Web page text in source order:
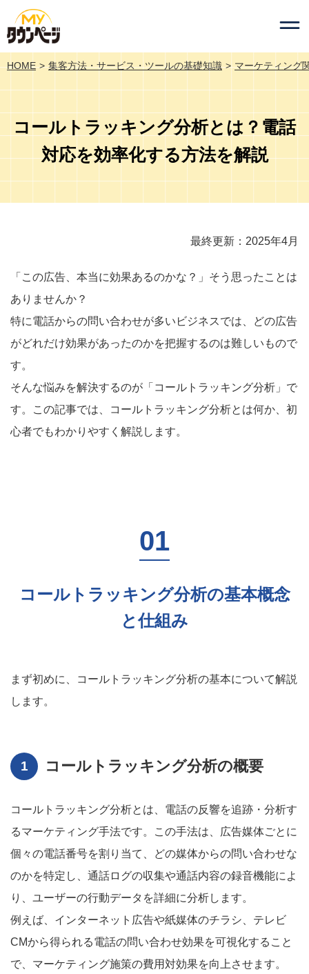
HOME 集客方法・サービス・ツールの基礎知識 マーケティング
コールトラッキング分析とは？電話
対応を効率化する方法を解説
最終更新：2025年4月
「この広告、本当に効果あるのかな？」そう思ったことは
ありませんか？
特に電話からの問い合わせが多いビジネスでは、どの広告
がどれだけ効果があったのかを把握するのは難しいもので
す。
そんな悩みを解決するのが「コールトラッキング分析」で
す。この記事では、コールトラッキング分析とは何か、初
心者でもわかりやすく解説します。
コールトラッキング分析の基本概念
と仕組み
まず初めに、コールトラッキング分析の基本について解説
します。
コールトラッキング分析の概要
コールトラッキング分析とは、電話の反響を追跡・分析す
るマーケティング手法です。この手法は、広告媒体ごとに
個々の電話番号を割り当て、どの媒体からの問い合わせな
のかを特定し、通話ログの収集や通話内容の録音機能によ
り、ユーザーの行動データを詳細に分析します。
例えば、インターネット広告や紙媒体のチラシ、テレビ
CMから得られる電話の問い合わせ効果を可視化すること
で、マーケティング施策の費用対効果を向上させます。